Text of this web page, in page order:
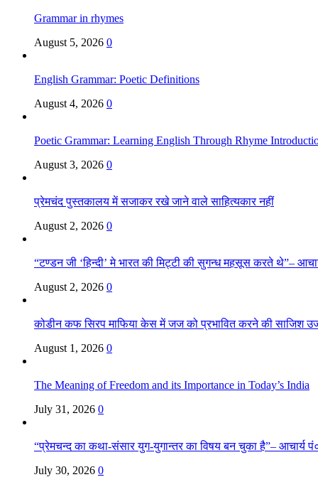
Grammar in rhymes
August 5, 2026 0
English Grammar: Poetic Definitions
August 4, 2026 0
Poetic Grammar: Learning English Through Rhyme
August 3, 2026 0
प्रेमचंद पुस्तकालय में सजाकर रखे जाने वाले साहित्यकार नहीं
August 2, 2026 0
“टण्डन जी ‘हिन्दी’ मे भारत की मिट्टी की सुगन्ध महसूस करते थे”–
August 2, 2026 0
कोडीन कफ सिरप माफिया केस में जज को प्रभावित करने की साजिश
August 1, 2026 0
The Meaning of Freedom and its Importance in Today’s India
July 31, 2026 0
“प्रेमचन्द का कथा-संसार युग-युगान्तर का विषय बन चुका है”– आचार्य
July 30, 2026 0